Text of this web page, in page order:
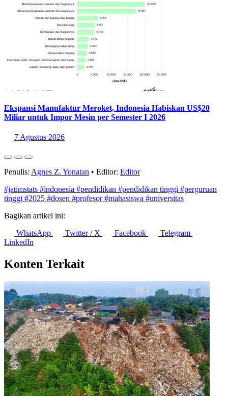
Ekspansi Manufaktur Meroket, Indonesia Habiskan US$20
Miliar untuk Impor Mesin per Semester I 2026
7 Agustus 2026
Penulis: Agnes Z. Yonatan • Editor: Editor
#jatimstats #indonesia #pendidikan #pendidikan tinggi #perguruan
tinggi #2025 #dosen #profesor#mahasiswa #universitas
Bagikan artikel ini:
WhatsApp
Twitter / X Facebook
Telegram
LinkedIn
Konten Terkait